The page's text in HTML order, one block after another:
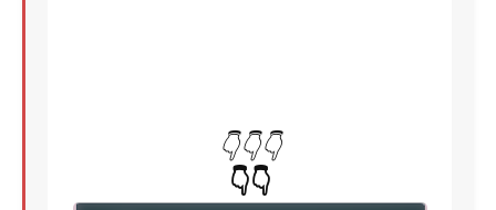
👇👇👇
👇👇